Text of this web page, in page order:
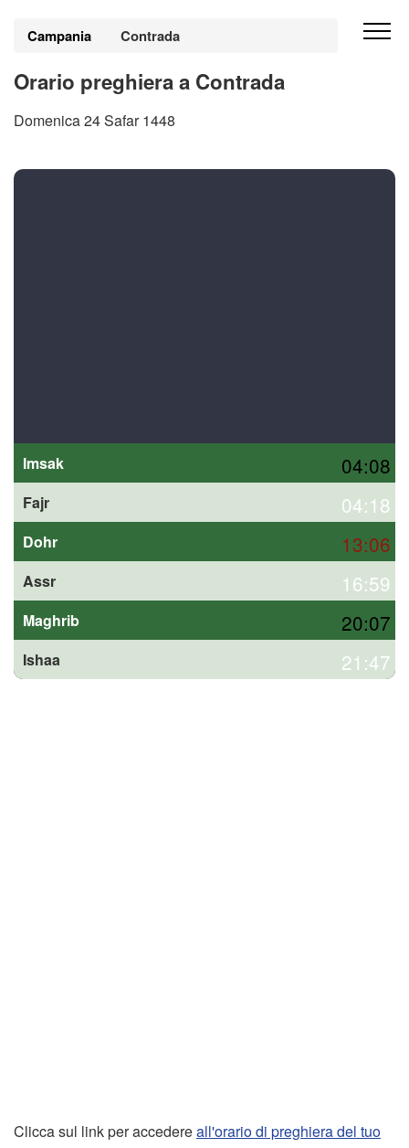
Campania Contrada
Orario preghiera a Contrada
Domenica 24 Safar 1448
Imsak 04:08
Fajr 04:18
Dohr 13:06
Assr 16:59
Maghrib 20:07
Ishaa 21:47
Clicca sul link per accedereall'orario di preghiera del tuo